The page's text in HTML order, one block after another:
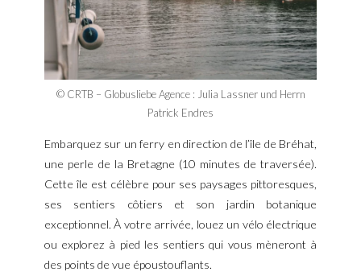
© CRTB – Globusliebe Agence : Julia Lassner und Herrn
Patrick Endres
Embarquez sur un ferry en direction de l’île de Bréhat,
une perle de la Bretagne (10 minutes de traversée).
Cette île est célèbre pour ses paysages pittoresques,
ses sentiers côtiers et son jardin botanique
exceptionnel. À votre arrivée, louez un vélo électrique
ou explorez à pied les sentiers qui vous mèneront à
des points de vue époustouflants.